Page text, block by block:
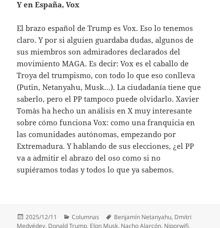
Y en España, Vox
El brazo español de Trump es Vox. Eso lo tenemos
claro. Y por si alguien guardaba dudas, algunos de
sus miembros son admiradores declarados del
movimiento MAGA. Es decir: Vox es el caballo de
Troya del trumpismo, con todo lo que eso conlleva
(Putin, Netanyahu, Musk…). La ciudadanía tiene que
saberlo, pero el PP tampoco puede olvidarlo. Xavier
Tomàs ha hecho un análisis en X muy interesante
sobre cómo funciona Vox: como una franquicia en
las comunidades autónomas, empezando por
Extremadura. Y hablando de sus elecciones, ¿el PP
va a admitir el abrazo del oso como si no
supiéramos todas y todos lo que ya sabemos.
Publicado
el
2025/12/11 Categorías
Columnas Etiquetas
Benjamín Netanyahu, Dmitri
Medvédev, Donald Trump, Elon Musk, Nacho Alarcón, Niporwifi,